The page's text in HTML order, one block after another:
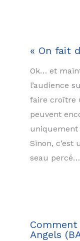
« On fait
Ok… et
l’audience
faire croître
peuvent
uniquement
Sinon,
seau percé…
Comment
Angels